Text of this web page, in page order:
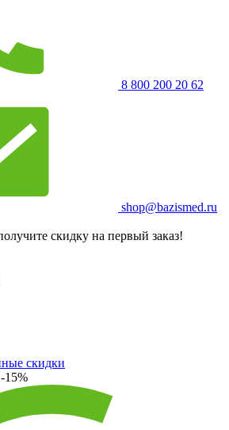
8 800 200 20 62
shop@bazismed.ru
скидку на первый заказ!
скидки
-15%